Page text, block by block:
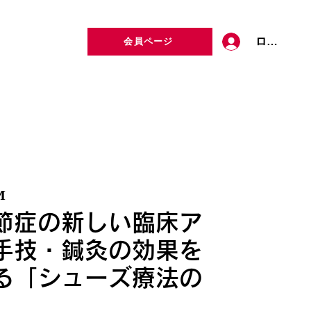
会員ページ ログイン
症の新しい臨床ア
技・鍼灸の効果を
「シューズ療法の